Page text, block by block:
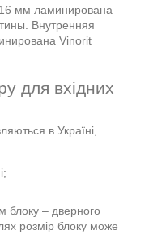
мм ламинирована
Внутренняя
Vinorit
для вхідних
в Україні,
блоку – дверного
розмір блоку може